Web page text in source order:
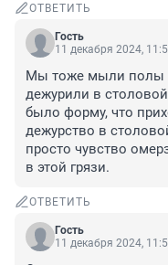
ОТВЕТИТЬ
Гость
11 декабря 2024,
Мы тоже мыли полы
дежурили в
было форму, что
дежурство в
просто чувство
в этой грязи.
ОТВЕТИТЬ
Гость
11 декабря 2024,